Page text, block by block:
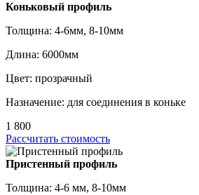
Коньковый профиль
Толщина: 4-6мм, 8-10мм
Длина: 6000мм
Цвет: прозрачный
Назначение: для соединения в коньке
1 800
Рассчитать стоимость
Пристенный профиль
Толщина: 4-6 мм, 8-10мм